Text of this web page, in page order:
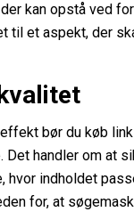
kan opstå ved
til et aspekt, der
bør du køb
handler om at
hvor indholdet
for, at